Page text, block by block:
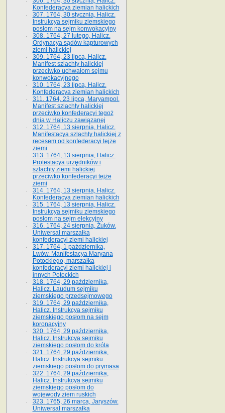
Konfederacya ziemian halickich
307. 1764, 30 stycznia, Halicz.
Instrukcya sejmiku ziemskiego
posłom na sejm konwokacyjny
308. 1764, 27 lutego, Halicz.
Ordynacya sądów kapturowych
ziemi halickiej
309. 1764, 23 lipca, Halicz.
Manifest szlachty halickiej
przeciwko uchwałom sejmu
konwokacyjnego
310. 1764, 23 lipca, Halicz.
Konfederacya ziemian halickich
311. 1764, 23 lipca, Maryampol.
Manifest szlachty halickiej
przeciwko konfederacyi tegoż
dnia w Haliczu zawiązanej
312. 1764, 13 sierpnia, Halicz.
Manifestacya szlachty halickiej z
recesem od konfederacyi tejże
ziemi
313. 1764, 13 sierpnia, Halicz.
Protestacya urzędników i
szlachty ziemi halickiej
przeciwko konfederacyi tejże
ziemi
314. 1764, 13 sierpnia, Halicz.
Konfederacya ziemian halickich
315. 1764, 13 sierpnia, Halicz.
Instrukcya sejmiku ziemskiego
posłom na sejm elekcyjny
316. 1764, 24 sierpnia, Żuków.
Uniwersał marszałka
konfederacyi ziemi halickiej
317. 1764, 1 października,
Lwów. Manifestacya Maryana
Potockiego, marszałka
konfederacyi ziemi halickiej i
innych Potockich
318. 1764, 29 października,
Halicz. Laudum sejmiku
ziemskiego przedsejmowego
319. 1764, 29 października,
Halicz. Instrukcya sejmiku
ziemskiego posłom na sejm
koronacyjny
320. 1764, 29 października,
Halicz. Instrukcya sejmiku
ziemskiego posłom do króla
321. 1764, 29 października,
Halicz. Instrukcya sejmiku
ziemskiego posłom do prymasa
322. 1764, 29 października,
Halicz. Instrukcya sejmiku
ziemskiego posłom do
wojewody ziem ruskich
323. 1765, 26 marca, Jaryszów.
Uniwersał marszałka